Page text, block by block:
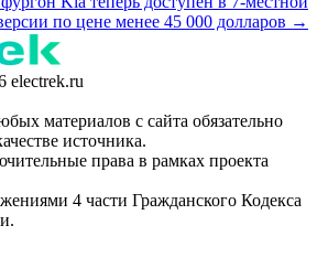
по цене менее 45 000 долларов →
electrek.ru
материалов с сайта обязательно
источника.
права в рамках проекта
4 части Гражданского Кодекса